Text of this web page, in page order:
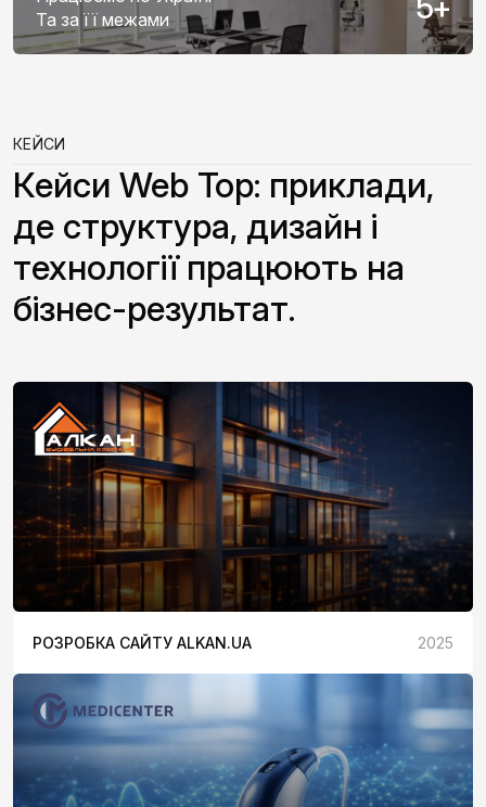
Та за її межами
КЕЙСИ
Кейси Web Top: приклади,
де структура, дизайн і
технології працюють на
бізнес-результат.
РОЗРОБКА САЙТУ ALKAN.UA 2025